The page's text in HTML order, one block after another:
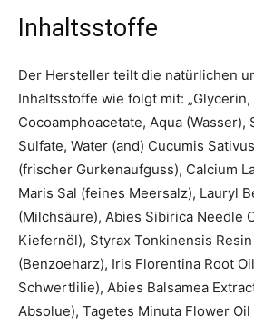
Inhaltsstoffe
Der Hersteller teilt die natürlichen
Inhaltsstoffe wie folgt mit: „Glycerin,
Cocoamphoacetate, Aqua (Wasser),
Sulfate, Water (and) Cucumis
(frischer Gurkenaufguss), Calcium
Maris Sal (feines Meersalz), Lauryl
(Milchsäure), Abies Sibirica Needle
Kiefernöl), Styrax Tonkinensis
(Benzoeharz), Iris Florentina Root
Schwertlilie), Abies Balsamea
Absolue), Tagetes Minuta Flower Oil